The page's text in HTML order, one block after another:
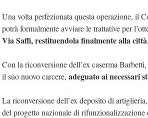
Una volta perfezionata questa operazione, il
potrà formalmente avviare le trattative per
Via Saffi, restituendola finalmente alla città.
Con la riconversione dell’ex caserma
il suo nuovo carcere, adeguato ai necessari
La riconversione dell’ex deposito di
del progetto nazionale di rifunzionalizzazione